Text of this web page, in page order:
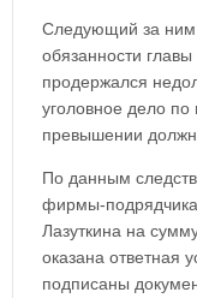
Следующий за ним
обязанности
продержался
уголовное дело по
превышении
По данным
фирмы-
Лазуткина на
оказана ответная
подписаны